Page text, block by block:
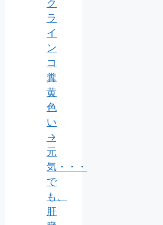
ク
ラ
イ
ン
コ
糞
黄
色
い
→
元
気・・・
で
も、
肝